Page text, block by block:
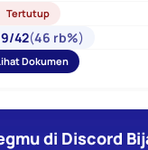
Tertutup
/42(46 rb%)
Dokumen
di Discord